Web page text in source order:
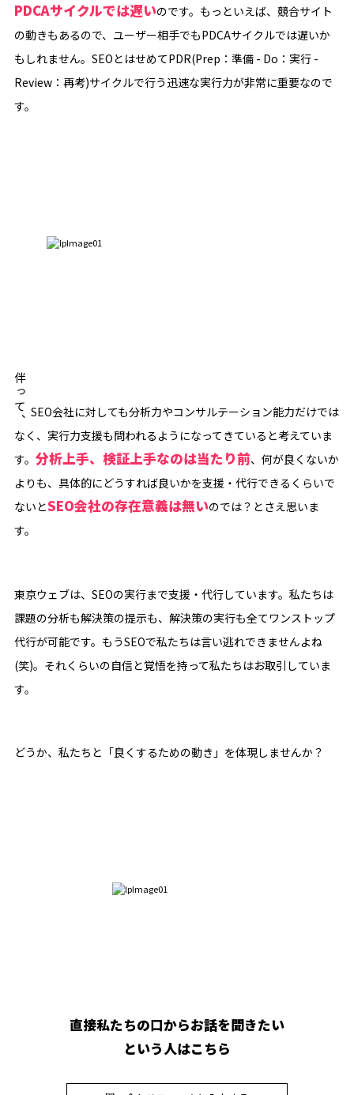
PDCAサイクルでは遅いのです。もっといえば、競合サイト
の動きもあるので、ユーザー相手でもPDCAサイクルでは遅いか
もしれません。SEOとはせめてPDR(Prep：準備 - Do：実行 -
Review：再考)サイクルで行う迅速な実行力が非常に重要なので
す。
伴って、 SEO会社に対しても分析力やコンサルテーション能力だけでは
なく、実行力支援も問われるようになってきていると考えていま
す。 分析上手、検証上手なのは当たり前、何が良くないか
よりも、具体的にどうすれば良いかを支援・代行できるくらいで
ないとSEO会社の存在意義は無いのでは？とさえ思いま
す。
東京ウェブは、SEOの実行まで支援・代行しています。私たちは
課題の分析も解決策の提示も、解決策の実行も全てワンストップ
代行が可能です。もうSEOで私たちは言い逃れできませんよね
(笑)。それくらいの自信と覚悟を持って私たちはお取引していま
す。
どうか、私たちと「良くするための動き」を体現しませんか？
直接私たちの口からお話を聞きたい
という人はこちら